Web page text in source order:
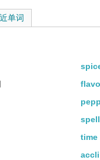
time
单词